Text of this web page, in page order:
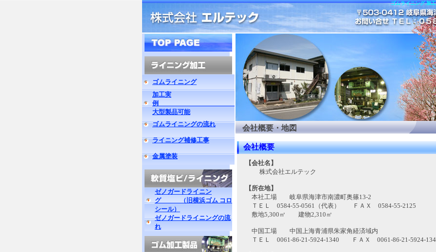
ゴムライニング 加
ゴムライニング
加工実
例
大型製品可能
ゴムライニングの流れ
ライニング補修工事
金属塗装
ゼノガードライニン
グ （旧横浜ゴム コロ
シール）
ゼノガードライニングの流
れ
会社概要・地図
会社概要
【会社名】
株式会社エルテック
【所在地】
本社工場 岐阜県海津市南濃町奥篠13-2
ＴＥＬ 0584-55-0561（代表） ＦＡＸ 0584-55-2125
敷地5,300㎡ 建物2,310㎡
中国工場 中国上海青浦県朱家角経済域内
ＴＥＬ 0061-86-21-5924-1340 ＦＡＸ 0061-86-21-5924-